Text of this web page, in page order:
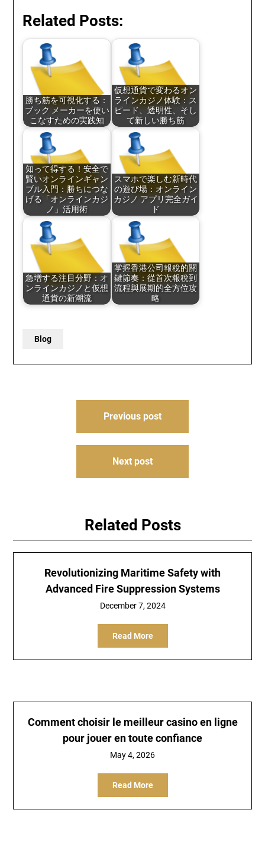
Related Posts:
勝ち筋を可視化する：
ブック メーカーを使い
こなすための実践知
仮想通貨で変わるオン
ラインカジノ体験：ス
ピード、透明性、そし
て新しい勝ち筋
知って得する！安全で
賢いオンラインギャン
ブル入門：勝ちにつな
げる「オンラインカジ
ノ」活用術
スマホで楽しむ新時代
の遊び場：オンライン
カジノ アプリ完全ガイ
ド
急増する注目分野：オ
ンラインカジノと仮想
通貨の新潮流
掌握香港公司報稅的關
鍵節奏：從首次報稅到
流程與展期的全方位攻
略
Blog
Previous post
Next post
Related Posts
Revolutionizing Maritime Safety with
Advanced Fire Suppression Systems
December 7, 2024
Read More
Comment choisir le meilleur casino en ligne
pour jouer en toute confiance
May 4, 2026
Read More